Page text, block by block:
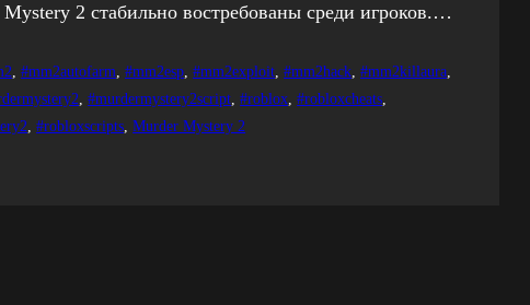
2 стабильно востребованы среди игроков.…
, #mm2autofarm, #mm2esp, #mm2exploit, #mm2hack, #mm2killaura
, #murdermystery2script, #roblox, #robloxcheats
, #robloxscripts, Murder Mystery 2